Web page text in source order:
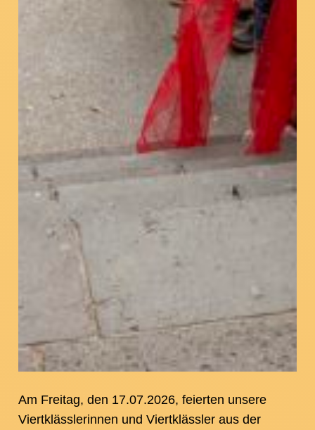
Am Freitag, den 17.07.2026, feierten unsere
Viertklässlerinnen und Viertklässler aus der